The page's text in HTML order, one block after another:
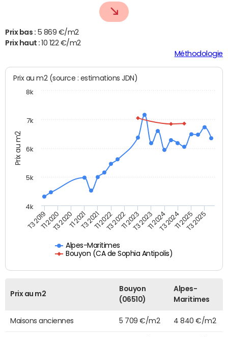
Prix bas : 5 869 €/m2
Prix haut :10 122 €/m2
Méthodologie
Prix au m2
Prix au m2 (source : estimations JDN)
Alpes-Maritimes
Bouyon (CA de Sophia Antipolis)
T3 2019T1 2020T3 2020T1 2021T3 2021T1 2022T3 2022T1 2023T3 2023T1 2024T3 2024T1 2025T3 2025
4k
5k
6k
7k
8k
Prix au m2
Bouyon
(06510)
Alpes-
Maritimes
Maisons anciennes 5 709 €/m2 4 840 €/m2